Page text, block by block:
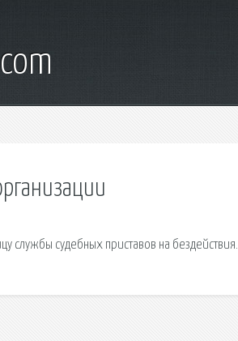
службы судебных приставов на бездействия.